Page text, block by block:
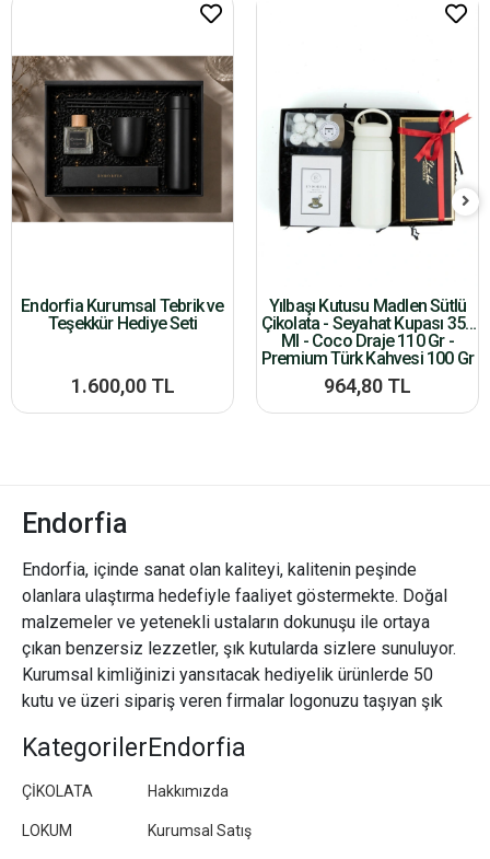
Endorfia Kurumsal Tebrik ve
Teşekkür Hediye Seti
1.600,00 TL
Yılbaşı Kutusu Madlen Sütlü
Çikolata - Seyahat Kupası 350
Ml - Coco Draje 110 Gr -
Premium Türk Kahvesi 100 Gr
964,80 TL
Endorfia
Endorfia, içinde sanat olan kaliteyi, kalitenin peşinde
olanlara ulaştırma hedefiyle faaliyet göstermekte. Doğal
malzemeler ve yetenekli ustaların dokunuşu ile ortaya
çıkan benzersiz lezzetler, şık kutularda sizlere sunuluyor.
Kurumsal kimliğinizi yansıtacak hediyelik ürünlerde 50
kutu ve üzeri sipariş veren firmalar logonuzu taşıyan şık
Kategoriler
ÇİKOLATA
LOKUM
Endorfia
Hakkımızda
Kurumsal Satış